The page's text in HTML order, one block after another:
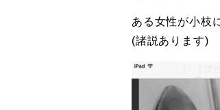
ある女性が小枝
(諸説あります)